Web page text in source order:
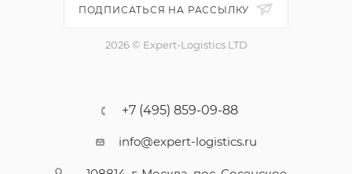
ПОДПИСАТЬСЯ НА РАССЫЛКУ
2026 © Expert-Logistics LTD
+7 (495) 859-09-88
info@expert-logistics.ru